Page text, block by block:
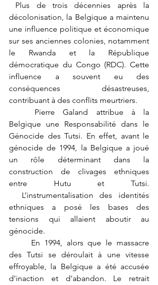
Plus de trois décennies après la
décolonisation, la Belgique a maintenu
une influence politique et économique
sur ses anciennes colonies, notamment
le Rwanda et la République
démocratique du Congo (RDC). Cette
influence a souvent eu des
conséquences désastreuses,
contribuant à des conflits meurtriers.
Belgique une Responsabilité dans le
Génocide des Tutsi. En effet, avant le
génocide de 1994, la Belgique a joué
un rôle déterminant dans la
construction de clivages ethniques
entre Hutu et Tutsi.
L’instrumentalisation des identités
ethniques a posé les bases des
tensions qui allaient aboutir au
génocide.
des Tutsi se déroulait à une vitesse
effroyable, la Belgique a été accusée
d'inaction et d'abandon. Le retrait